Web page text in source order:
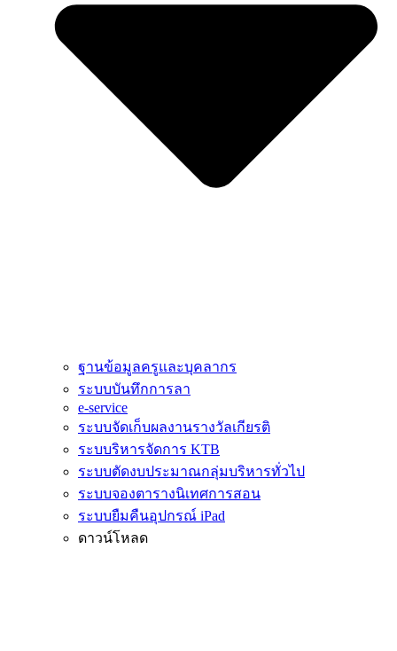
ฐานข้อมูลครูและบุคลากร
ระบบบันทึกการลา
e-service
ระบบจัดเก็บผลงานรางวัลเกียรติ
ระบบริหารจัดการ KTB
ระบบตัดงบประมาณกลุ่มบริหารทั่วไป
ระบบจองตารางนิเทศการสอน
ระบบยืมคืนอุปกรณ์ iPad
ดาวน์โหลด